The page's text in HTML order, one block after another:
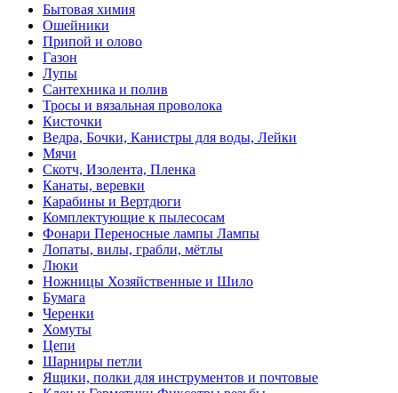
Бытовая химия
Ошейники
Припой и олово
Газон
Лупы
Сантехника и полив
Тросы и вязальная проволока
Кисточки
Ведра, Бочки, Канистры для воды, Лейки
Мячи
Скотч, Изолента, Пленка
Канаты, веревки
Карабины и Вертдюги
Комплектующие к пылесосам
Фонари Переносные лампы Лампы
Лопаты, вилы, грабли, мётлы
Люки
Ножницы Хозяйственные и Шило
Бумага
Черенки
Хомуты
Цепи
Шарниры петли
Ящики, полки для инструментов и почтовые